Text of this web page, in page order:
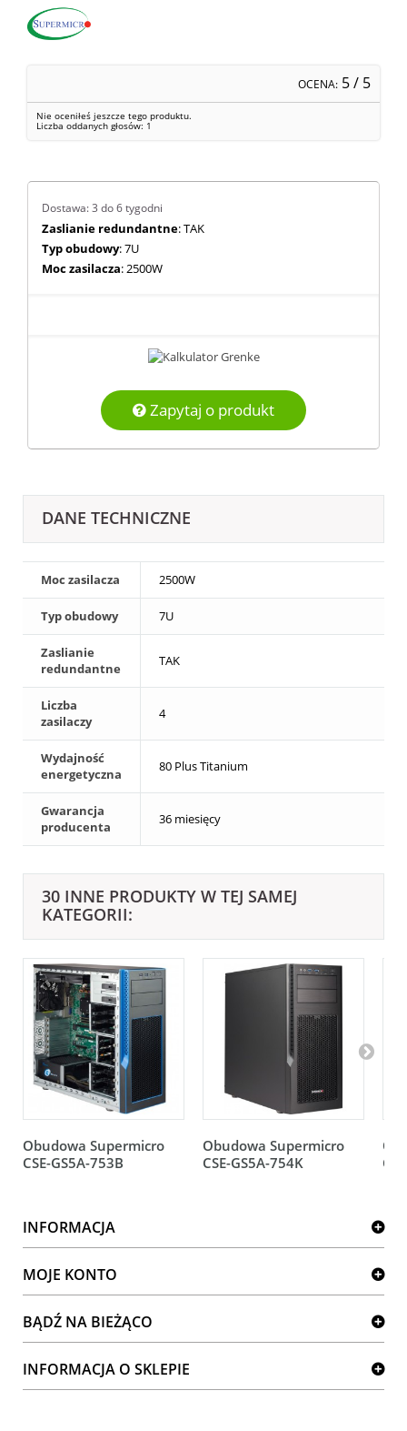
OCENA: 5/ 5
Nie oceniłeś jeszcze tego produktu.
Liczba oddanych głosów: 1
Dostawa: 3 do 6 tygodni
Zaslianie redundantne: TAK
Typ obudowy: 7U
Moc zasilacza: 2500W
Zapytaj o produkt
DANE TECHNICZNE
Moc zasilacza 2500W
Typ obudowy 7U
Zaslianie
redundantne
TAK
Liczba
zasilaczy
4
Wydajność
energetyczna
80 Plus Titanium
Gwarancja
producenta
36 miesięcy
30 INNE PRODUKTY W TEJ SAMEJ
KATEGORII:
Obudowa Supermicro
CSE-GS5A-753B
Obudowa Supermicro
CSE-GS5A-754K
INFORMACJA
MOJE KONTO
BĄDŹ NA BIEŻĄCO
INFORMACJA O SKLEPIE